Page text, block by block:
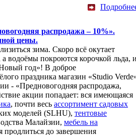
распродажа – 10%».
цены.
зима. Скоро всё окутает
водоёмы покроются корочкой льда,
год»! В доброе
праздника магазин «Studio
- «Предновогодняя распродажа,
акции попадает: вся имеющаяся
, почти весь ассортимент садовых
моделей (SLHU), тентовые
Малайзии, мебель на
продлиться до завершения